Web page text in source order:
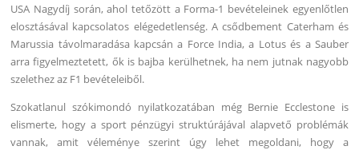
USA Nagydíj során, ahol tetőzött a Forma-1 bevételeinek egyenlőtlen
elosztásával kapcsolatos elégedetlenség. A csődbement Caterham és
Marussia távolmaradása kapcsán a Force India, a Lotus és a Sauber
arra figyelmeztetett, ők is bajba kerülhetnek, ha nem jutnak nagyobb
szelethez az F1 bevételeiből.
Szokatlanul szókimondó nyilatkozatában még Bernie Ecclestone is
elismerte, hogy a sport pénzügyi struktúrájával alapvető problémák
vannak, amit véleménye szerint úgy lehet megoldani, hogy a